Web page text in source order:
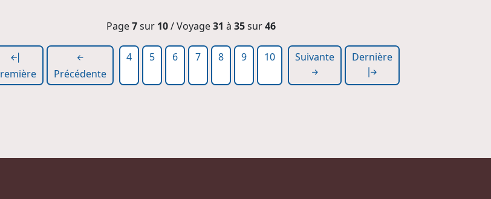
Page7sur 10/ Voyage31 à 35sur46
Précédente
4 5 6 7 8 9 10 Suivante Dernière